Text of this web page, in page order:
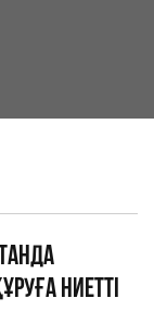
НИЕТТІ